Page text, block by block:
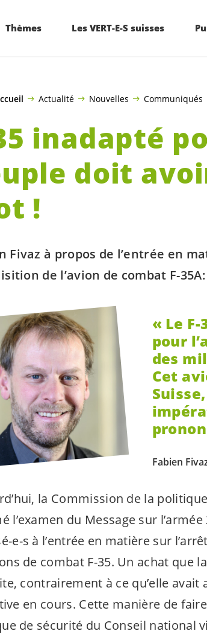
Thèmes Les VERT-E-S suisses
Actualité Nouvelles Communiqués
inadapté
doit
!
Fivaz à propos de l’entrée en
de l’avion de combat F-35A:
Le
pour
des
Cet
Fabien
la Commission de la
l’examen du Message sur
e-s à l’entrée en matière sur
de combat F-35. Un achat que
contrairement à ce qu’elle
en cours. Cette manière de
de sécurité du Conseil national